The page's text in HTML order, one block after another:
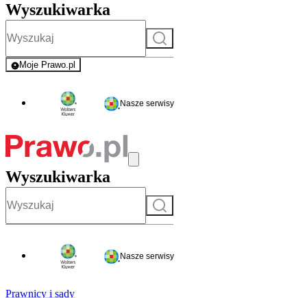
Wyszukiwarka
Szukaj
Moje Prawo.pl
- rejestracja i logowanie do serwisu
Nasze serwisy
Wyszukiwarka
Szukaj
Nasze serwisy
Prawnicy i sądy